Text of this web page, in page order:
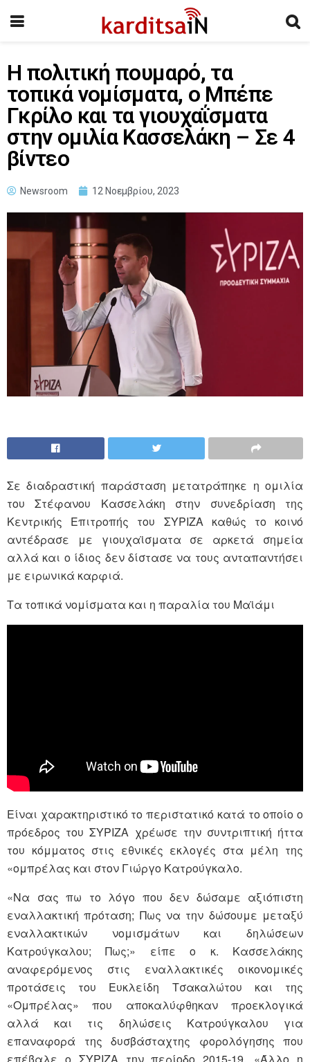
Η πολιτική πουμαρό, τα
τοπικά νομίσματα, ο Μπέπε
Γκρίλο και τα γιουχαΐσματα
στην ομιλία Κασσελάκη – Σε 4
βίντεο
Newsroom 12 Νοεμβρίου, 2023
Σε διαδραστική παράσταση μετατράπηκε η ομιλία
του Στέφανου Κασσελάκη στην συνεδρίαση της
Κεντρικής Επιτροπής του ΣΥΡΙΖΑ καθώς το κοινό
αντέδρασε με γιουχαϊσματα σε αρκετά σημεία
αλλά και ο ίδιος δεν δίστασε να τους ανταπαντήσει
με ειρωνικά καρφιά.
Τα τοπικά νομίσματα και η παραλία του Μαϊάμι
Είναι χαρακτηριστικό το περιστατικό κατά το οποίο ο
πρόεδρος του ΣΥΡΙΖΑ χρέωσε την συντριπτική ήττα
του κόμματος στις εθνικές εκλογές στα μέλη της
«ομπρέλας και στον Γιώργο Κατρούγκαλο.
«Να σας πω το λόγο που δεν δώσαμε αξιόπιστη
εναλλακτική πρόταση; Πως να την δώσουμε μεταξύ
εναλλακτικών νομισμάτων και δηλώσεων
Κατρούγκαλου; Πως;» είπε ο κ. Κασσελάκης
αναφερόμενος στις εναλλακτικές οικονομικές
προτάσεις του Ευκλείδη Τσακαλώτου και της
«Ομπρέλας» που αποκαλύφθηκαν προεκλογικά
αλλά και τις δηλώσεις Κατρούγκαλου για
επαναφορά της δυσβάσταχτης φορολόγησης που